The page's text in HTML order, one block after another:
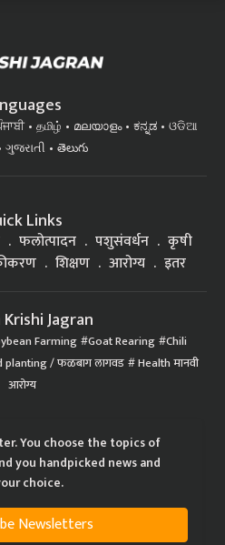
தமிழ் മലയാളം ಕನ್ನಡ
ଓଡିଆ
ગુજરાતી తెలుగు
Links
फलोत्पादन पशुसंवर्धन
कृषी
शिक्षण आरोग्य इतर
Jagran
Farming Goat Rearing Chili
planting / फळबाग लागवड Health मानवी
आरोग्य
You choose the topics of
you handpicked news and
choice.
Newsletters